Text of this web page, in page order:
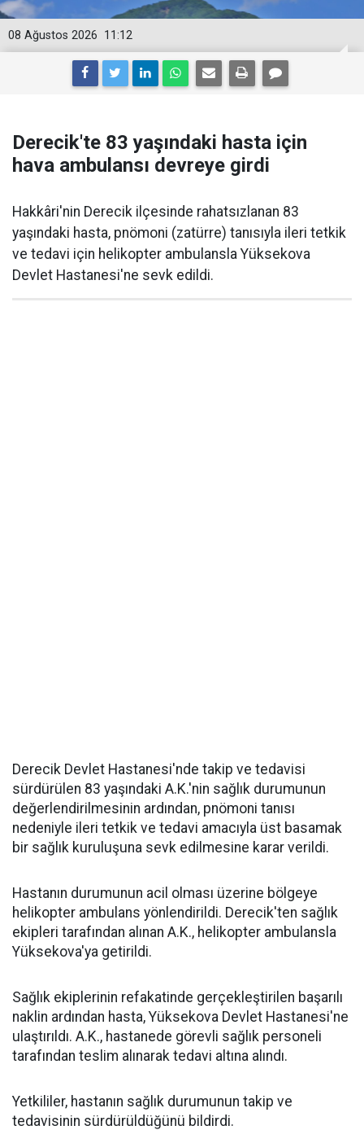
11:12
08 Ağustos 2026
Derecik'te 83 yaşındaki hasta için
hava ambulansı devreye girdi
Hakkâri'nin Derecik ilçesinde rahatsızlanan 83
yaşındaki hasta, pnömoni (zatürre) tanısıyla ileri tetkik
ve tedavi için helikopter ambulansla Yüksekova
Devlet Hastanesi'ne sevk edildi.
Derecik Devlet Hastanesi'nde takip ve tedavisi
sürdürülen 83 yaşındaki A.K.'nin sağlık durumunun
değerlendirilmesinin ardından, pnömoni tanısı
nedeniyle ileri tetkik ve tedavi amacıyla üst basamak
bir sağlık kuruluşuna sevk edilmesine karar verildi.
Hastanın durumunun acil olması üzerine bölgeye
helikopter ambulans yönlendirildi. Derecik'ten sağlık
ekipleri tarafından alınan A.K., helikopter ambulansla
Yüksekova'ya getirildi.
Sağlık ekiplerinin refakatinde gerçekleştirilen başarılı
naklin ardından hasta, Yüksekova Devlet Hastanesi'ne
ulaştırıldı. A.K., hastanede görevli sağlık personeli
tarafından teslim alınarak tedavi altına alındı.
Yetkililer, hastanın sağlık durumunun takip ve
tedavisinin sürdürüldüğünü bildirdi.